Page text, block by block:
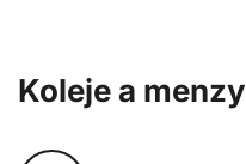
Koleje a menzy